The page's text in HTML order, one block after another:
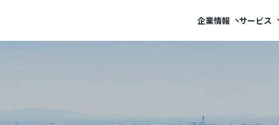
企業情報 サービス